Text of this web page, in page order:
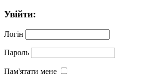
Увійти:
Логін
Пароль
Пам'ятати мене